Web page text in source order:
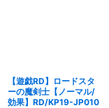
【遊戯RD】ロードスタ
ーの魔剣士【ノーマル/
効果】RD/KP19-JP010